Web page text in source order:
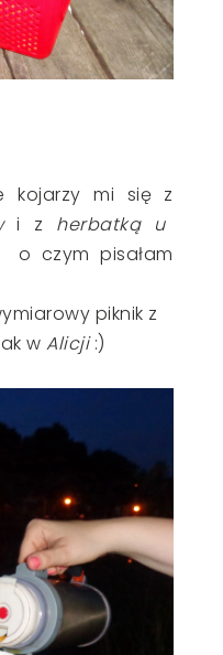
kojarzy mi się z
i z herbatką u
o czym pisałam
piknik z
w Alicji:)